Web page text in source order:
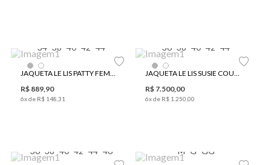
34 38 40 42 44
JAQUETA LE LIS PATTY FEMININA
R$ 889,90
6x de R$ 148 31
36 38 40 42 44
JAQUETA LE LIS SUSIE COURO FEMININA
R$ 7.500,00
6x de R$ 1 250 00
36 38 40 42 44 46 M G GG